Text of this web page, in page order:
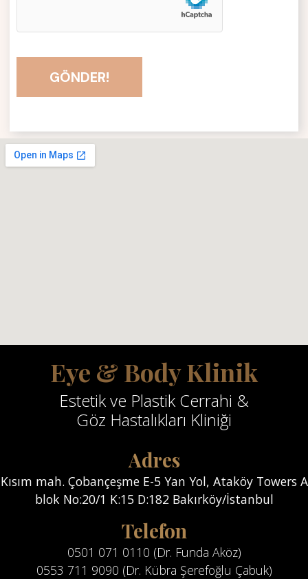
GÖNDER!
Eye & Body Klinik
Estetik ve Plastik Cerrahi &
Göz Hastalıkları Kliniği
Adres
Kısım mah. Çobançeşme E-5 Yan Yol, Ataköy Towers A
blok No:20/1 K:15 D:182 Bakırköy/İstanbul
Telefon
0501 071 0110 (Dr. Funda Aköz)
0553 711 9090 (Dr. Kübra Şerefoğlu Çabuk)